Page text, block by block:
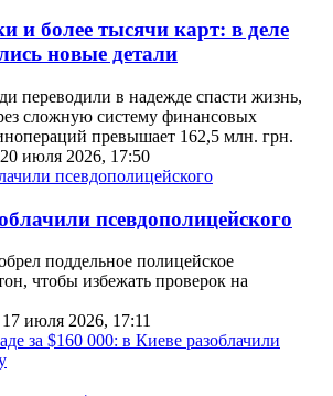
и более тысячи карт: в деле
новые детали
переводили в надежде спасти жизнь,
сложную систему финансовых
превышает 162,5 млн. грн.
июля 2026, 17:50
псевдополицейского
поддельное полицейское
чтобы избежать проверок на
июля 2026, 17:11